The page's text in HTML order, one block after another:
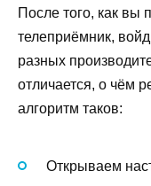
После того, как вы
телеприёмник,
разных
отличается, о чём
алгоритм таков:
Открываем